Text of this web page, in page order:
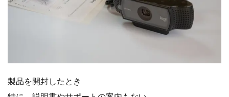
製品を開封したとき